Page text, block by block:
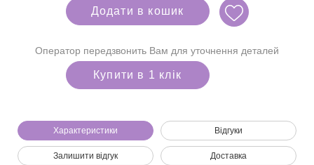
Додати в кошик
Оператор передзвонить Вам для уточнення деталей
Купити в 1 клік
Характеристики Відгуки
Залишити відгук Доставка
Ми зателефонуємо вам на номер: